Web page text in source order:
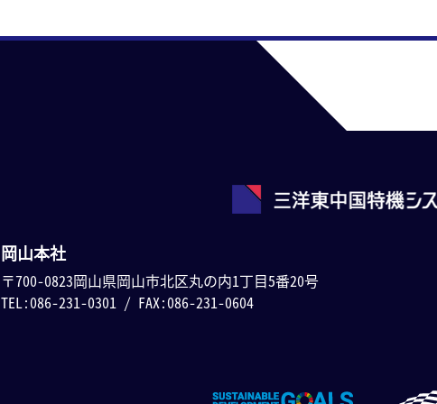
岡山本社
〒700-0823岡山県岡山市北区丸の内1丁目5番20号
TEL:086-231-0301 / FAX:086-231-0604